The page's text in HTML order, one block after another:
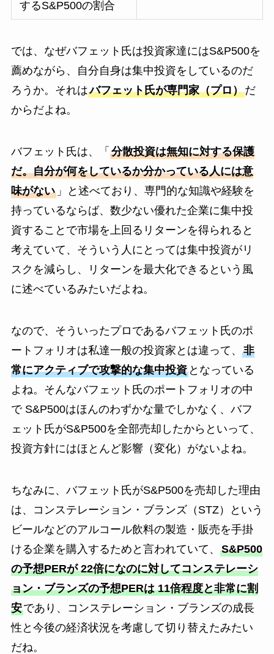
するS&P500の割合
では、なぜバフェット氏は投資家達にはS&P500を
薦めながら、自分自身は集中投資をしているのだ
ろうか。それはバフェット氏が専門家（プロ）だ
からだよね。
バフェット氏は、「 分散投資は無知に対する保護
だ。自分が何をしているか分かっている人には意
味がない」と述べており、専門的な知識や経験を
持っているならば、数少ない優れた企業に集中投
資することで市場を上回るリターンを得られると
考えていて、そういう人にとっては集中投資がリ
スクを減らし、リターンを最大化できるという風
に述べているみたいだよね。
なので、そういったプロであるバフェット氏のポ
ートフォリオは私達一般の投資家とは違って、 非
常にアクティブで攻撃的な集中投資となっている
よね。そんなバフェット氏のポートフォリオの中
で S&P500はほんのわずかな量でしかなく、バフ
ェット氏がS&P500を全部売却したからといって、
投資方針にはほとんど影響（変化）がないよね。
ちなみに、バフェット氏がS&P500を売却した理由
は、コンステレーション・ブランズ（STZ）という
ビールなどのアルコール飲料の製造・販売を手掛
ける企業を購入するためと言われていて、 S&P500
の予想PERが 22倍になのに対してコンステレーシ
ョン・ブランズの予想PERは 11倍程度と非常に割
安であり、コンステレーション・ブランズの成長
性と今後の経済状況を考慮して切り替えたみたい
だね。